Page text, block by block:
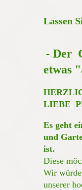
Lassen
- Der
etwas
LIEBE
Es geht
und
ist.
Diese
Wir
unserer